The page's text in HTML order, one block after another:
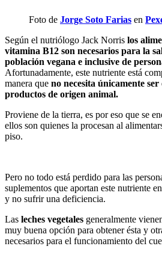
Foto de Jorge Soto Farias en
Según el nutriólogo Jack Norris los
vitamina B12 son necesarios para la
población vegana e inclusive de
Afortunadamente, este nutriente está
manera que no necesita únicamente
productos de origen animal.
Proviene de la tierra, es por eso que se
ellos son quienes la procesan al
piso.
Pero no todo está perdido para las
suplementos que aportan este nutriente
y no sufrir una deficiencia.
Las leches vegetales generalmente
muy buena opción para obtener ésta y
necesarios para el funcionamiento del